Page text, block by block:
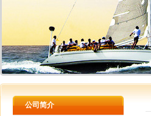
公司简介